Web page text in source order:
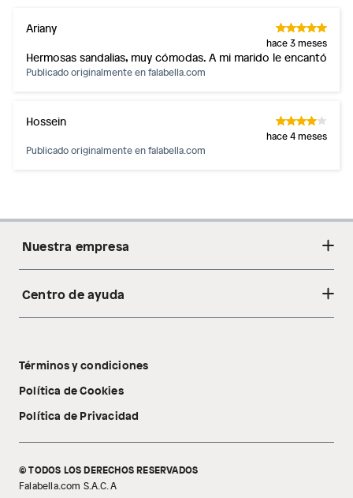
Ariany
hace 3 meses
Hermosas sandalias, muy cómodas. A mi marido le encantó
Publicado originalmente enfalabella.com
Hossein
hace 4 meses
Publicado originalmente enfalabella.com
Nuestra empresa
Acerca de nosotros
Tecnología Pillow Walk
Centro de ayuda
Libro de reclamaciones
Términos y condiciones
Política de Cookies
Política de Privacidad
© TODOS LOS DERECHOS RESERVADOS
Falabella.com S.A.C. A